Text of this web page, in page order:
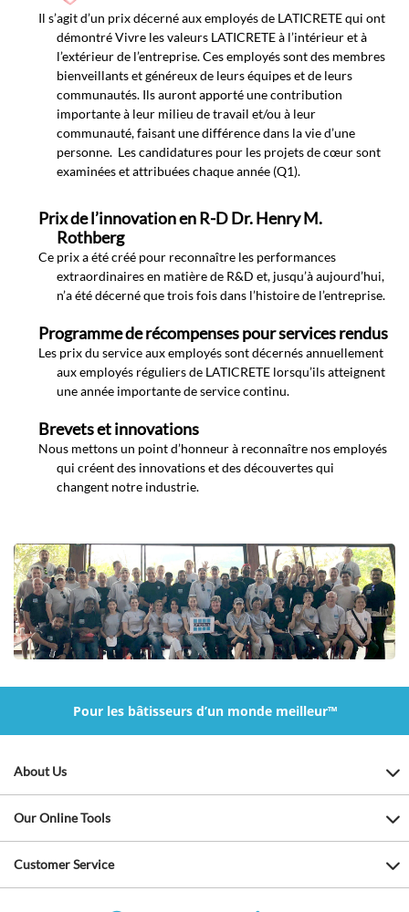
Il s’agit d’un prix décerné aux employés de LATICRETE qui ont
démontré Vivre les valeurs LATICRETE à l’intérieur et à
l’extérieur de l’entreprise. Ces employés sont des membres
bienveillants et généreux de leurs équipes et de leurs
communautés. Ils auront apporté une contribution
importante à leur milieu de travail et/ou à leur
communauté, faisant une différence dans la vie d’une
personne. Les candidatures pour les projets de cœur sont
examinées et attribuées chaque année (Q1).
Prix de l’innovation en R-D Dr. Henry M.
Rothberg
Ce prix a été créé pour reconnaître les performances
extraordinaires en matière de R&D et, jusqu’à aujourd’hui,
n’a été décerné que trois fois dans l’histoire de l’entreprise.
Programme de récompenses pour services rendus
Les prix du service aux employés sont décernés annuellement
aux employés réguliers de LATICRETE lorsqu’ils atteignent
une année importante de service continu.
Brevets et innovations
Nous mettons un point d’honneur à reconnaître nos employés
qui créent des innovations et des découvertes qui
changent notre industrie.
Pour les bâtisseurs d’un monde meilleur™
About Us
Our Online Tools
Customer Service